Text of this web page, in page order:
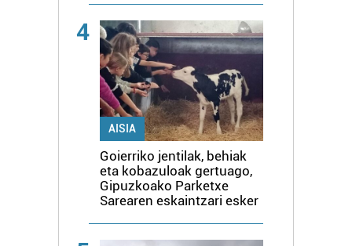
4
AISIA
Goierriko jentilak, behiak
eta kobazuloak gertuago,
Gipuzkoako Parketxe
Sarearen eskaintzari esker